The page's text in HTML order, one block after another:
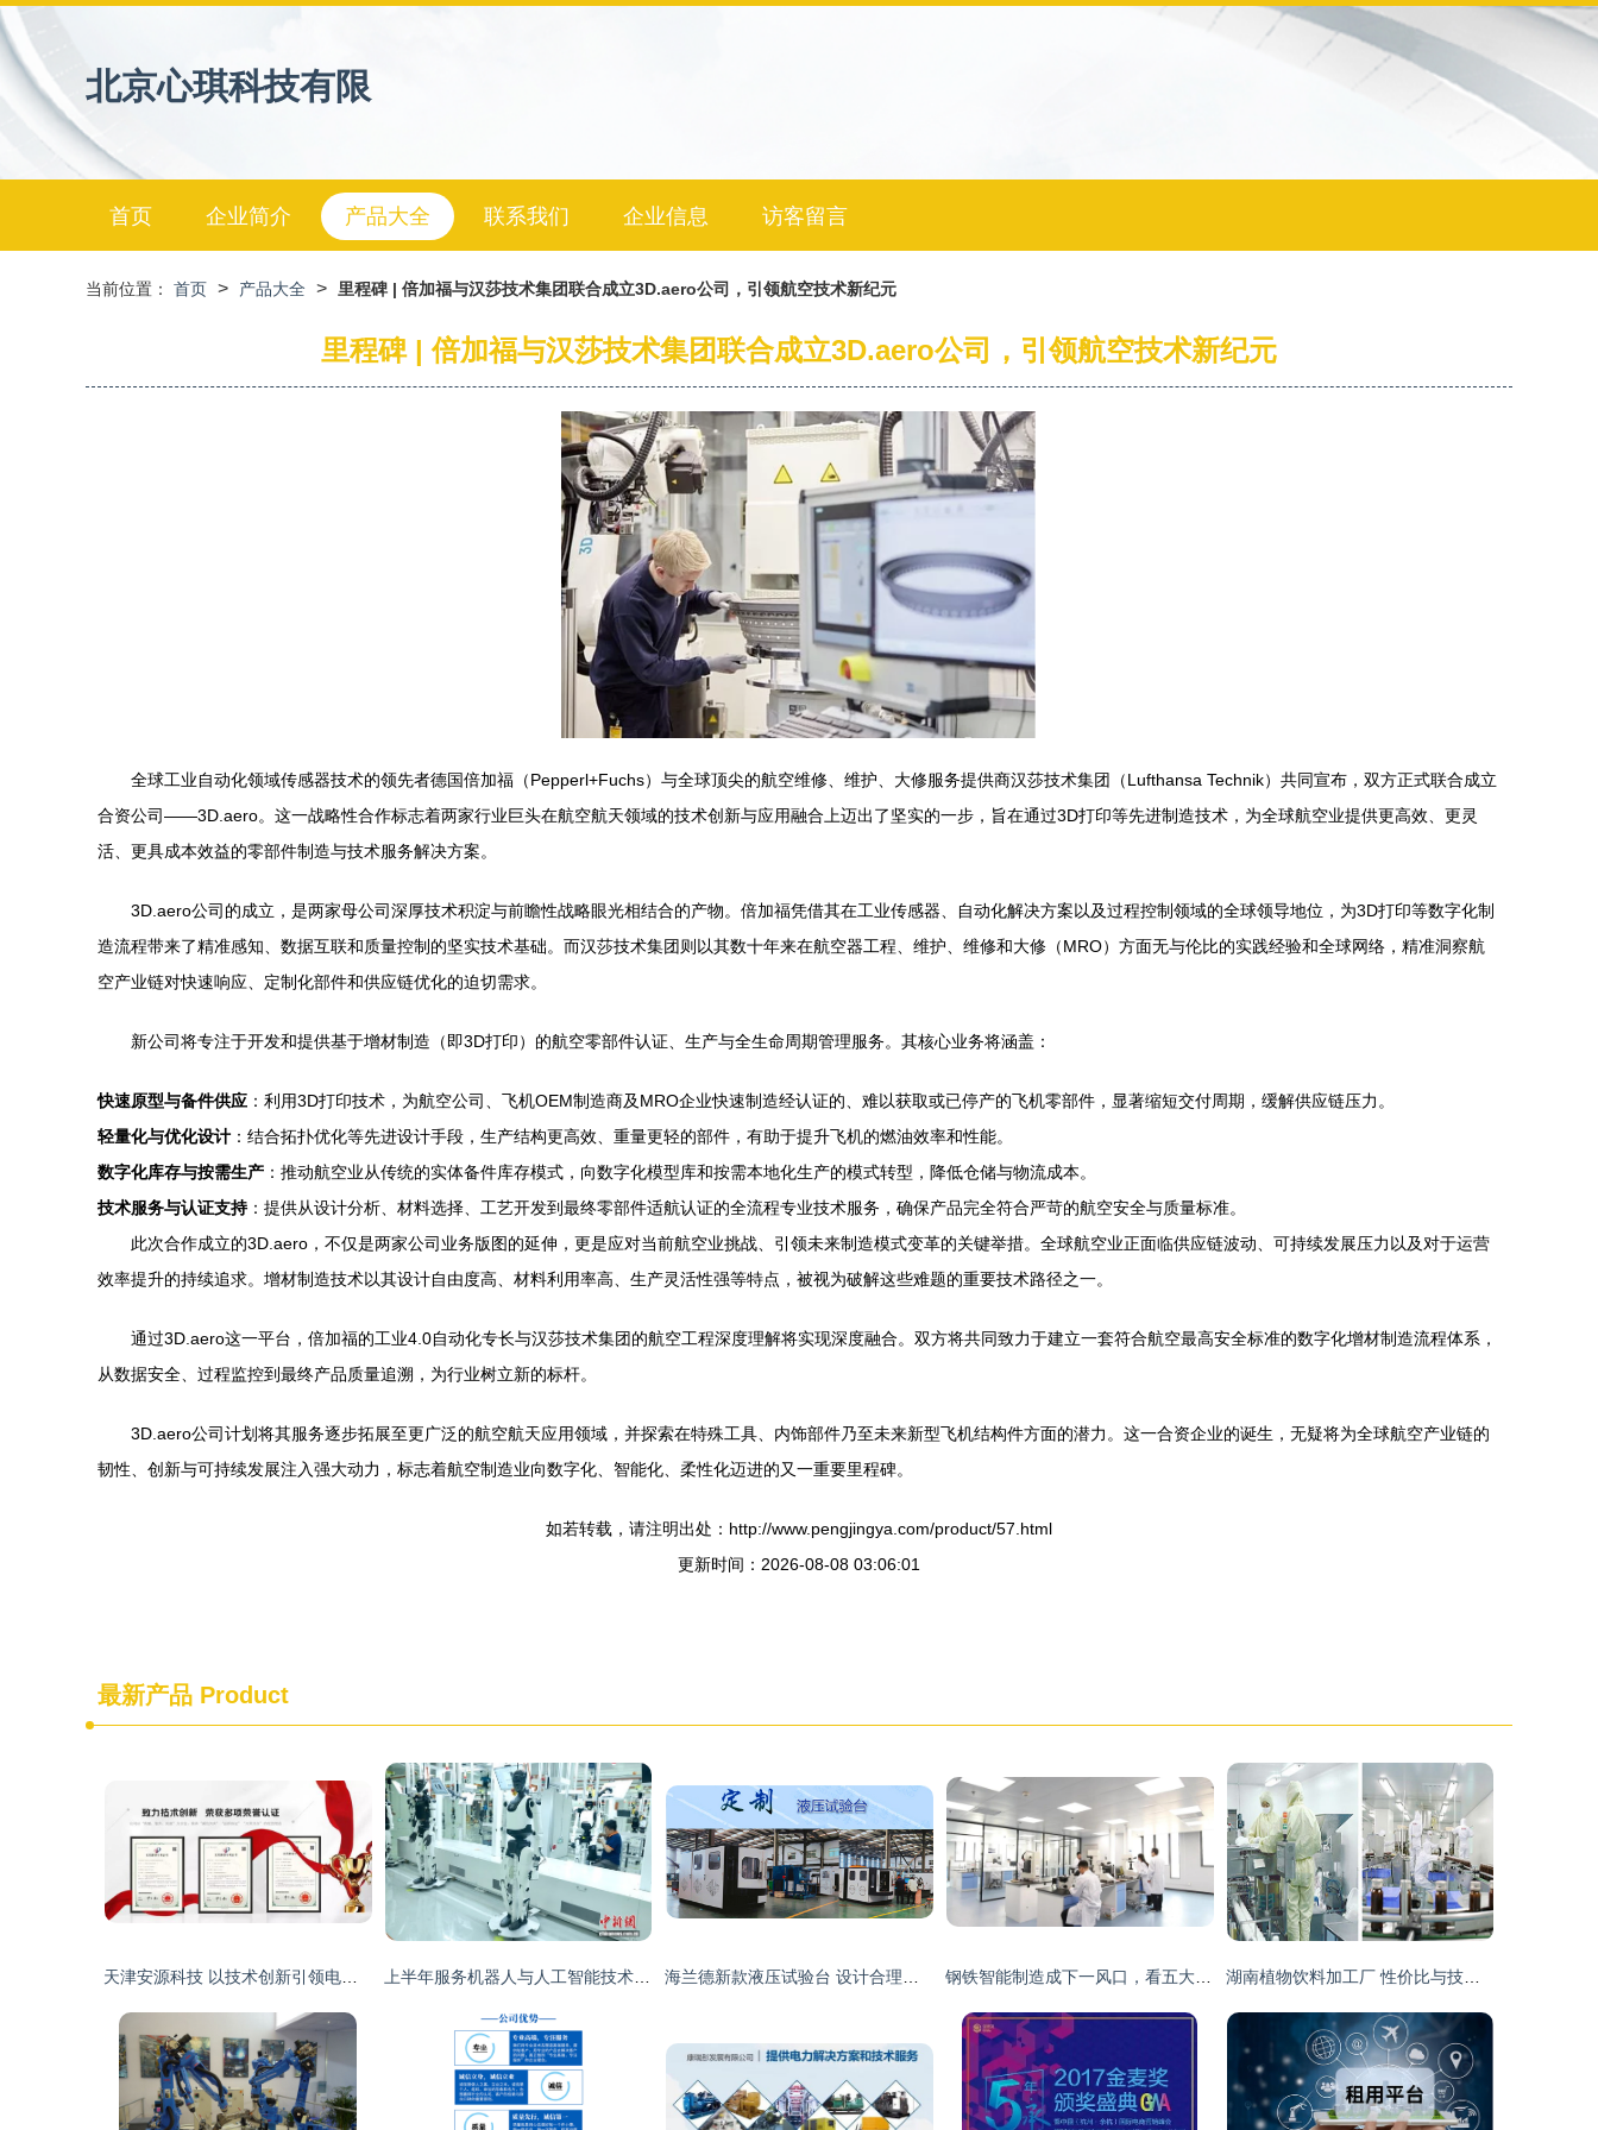
北京心琪科技有限
首页 企业简介 产品大全 联系我们 企业信息 访客留言
当前位置： 首页 > 产品大全 > 里程碑 | 倍加福与汉莎技术集团联合成立3D.aero公司，引领航空技术新纪元
里程碑 | 倍加福与汉莎技术集团联合成立3D.aero公司，引领航空技术新纪元
全球工业自动化领域传感器技术的领先者德国倍加福（Pepperl+Fuchs）与全球顶尖的航空维修、维护、大修服务提供商汉莎技术集团（Lufthansa Technik）共同宣布，双方正式联合成立
合资公司——3D.aero。这一战略性合作标志着两家行业巨头在航空航天领域的技术创新与应用融合上迈出了坚实的一步，旨在通过3D打印等先进制造技术，为全球航空业提供更高效、更灵
活、更具成本效益的零部件制造与技术服务解决方案。
3D.aero公司的成立，是两家母公司深厚技术积淀与前瞻性战略眼光相结合的产物。倍加福凭借其在工业传感器、自动化解决方案以及过程控制领域的全球领导地位，为3D打印等数字化制
造流程带来了精准感知、数据互联和质量控制的坚实技术基础。而汉莎技术集团则以其数十年来在航空器工程、维护、维修和大修（MRO）方面无与伦比的实践经验和全球网络，精准洞察航
空产业链对快速响应、定制化部件和供应链优化的迫切需求。
新公司将专注于开发和提供基于增材制造（即3D打印）的航空零部件认证、生产与全生命周期管理服务。其核心业务将涵盖：
快速原型与备件供应 ：利用3D打印技术，为航空公司、飞机OEM制造商及MRO企业快速制造经认证的、难以获取或已停产的飞机零部件，显著缩短交付周期，缓解供应链压力。
轻量化与优化设计 ：结合拓扑优化等先进设计手段，生产结构更高效、重量更轻的部件，有助于提升飞机的燃油效率和性能。
数字化库存与按需生产 ：推动航空业从传统的实体备件库存模式，向数字化模型库和按需本地化生产的模式转型，降低仓储与物流成本。
技术服务与认证支持：提供从设计分析、材料选择、工艺开发到最终零部件适航认证的全流程专业技术服务，确保产品完全符合严苛的航空安全与质量标准。
此次合作成立的3D.aero，不仅是两家公司业务版图的延伸，更是应对当前航空业挑战、引领未来制造模式变革的关键举措。全球航空业正面临供应链波动、可持续发展压力以及对于运营
效率提升的持续追求。增材制造技术以其设计自由度高、材料利用率高、生产灵活性强等特点，被视为破解这些难题的重要技术路径之一。
通过3D.aero这一平台，倍加福的工业4.0自动化专长与汉莎技术集团的航空工程深度理解将实现深度融合。双方将共同致力于建立一套符合航空最高安全标准的数字化增材制造流程体系，
从数据安全、过程监控到最终产品质量追溯，为行业树立新的标杆。
3D.aero公司计划将其服务逐步拓展至更广泛的航空航天应用领域，并探索在特殊工具、内饰部件乃至未来新型飞机结构件方面的潜力。这一合资企业的诞生，无疑将为全球航空产业链的
韧性、创新与可持续发展注入强大动力，标志着航空制造业向数字化、智能化、柔性化迈进的又一重要里程碑。
如若转载，请注明出处：http://www.pengjingya.com/product/57.html
更新时间：2026-08-08 03:06:01
最新产品 Product